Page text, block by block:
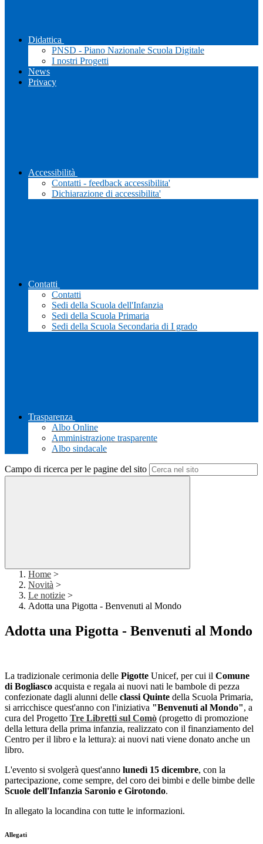
Didattica
PNSD - Piano Nazionale Scuola Digitale
I nostri Progetti
News
Privacy
Accessibilità
Contatti - feedback accessibilita'
Dichiarazione di accessibilita'
Contatti
Contatti
Sedi della Scuola dell'Infanzia
Sedi della Scuola Primaria
Sedi della Scuola Secondaria di I grado
Trasparenza
Albo Online
Amministrazione trasparente
Albo sindacale
Campo di ricerca per le pagine del sito
Home >
Novità >
Le notizie >
Adotta una Pigotta - Benvenuti al Mondo
Adotta una Pigotta - Benvenuti al Mondo
La tradizionale cerimonia delle Pigotte Unicef, per cui il Comune
di Bogliasco acquista e regala ai nuovi nati le bambole di pezza
confezionate dagli alunni delle classi Quinte della Scuola Primaria,
si arricchisce quest'anno con l'iniziativa "Benvenuti al Mondo", a
cura del Progetto Tre Libretti sul Comò (progetto di promozione
della lettura della prima infanzia, realizzato con il finanziamento del
Centro per il libro e la lettura): ai nuovi nati viene donato anche un
libro.
L'evento si svolgerà quest'anno lunedì 15 dicembre, con la
partecipazione, come sempre, del coro dei bimbi e delle bimbe delle
Scuole dell'Infanzia Saronio e Girotondo.
In allegato la locandina con tutte le informazioni.
Allegati